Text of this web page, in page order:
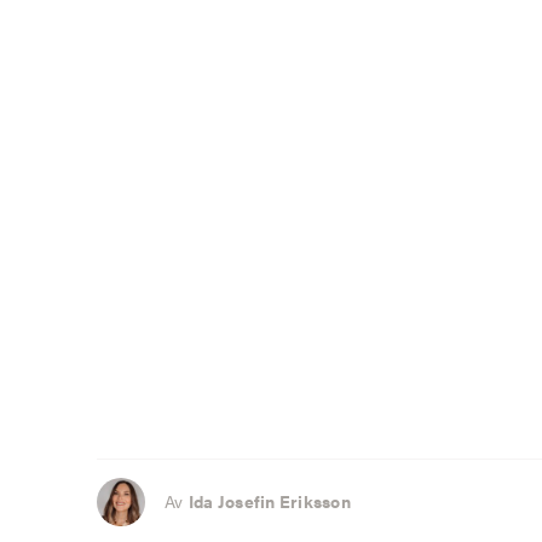
Av Ida Josefin Eriksson